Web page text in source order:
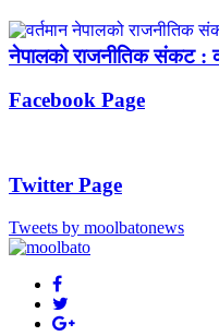
नेपालको राजनीतिक संकट :
Facebook Page
Twitter Page
Tweets by moolbatonews